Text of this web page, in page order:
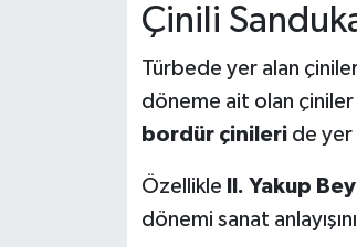
Çinili
Türbede yer alan
döneme ait olan çiniler
bordür çinileride yer
Özellikle II. Yakup
dönemi sanat